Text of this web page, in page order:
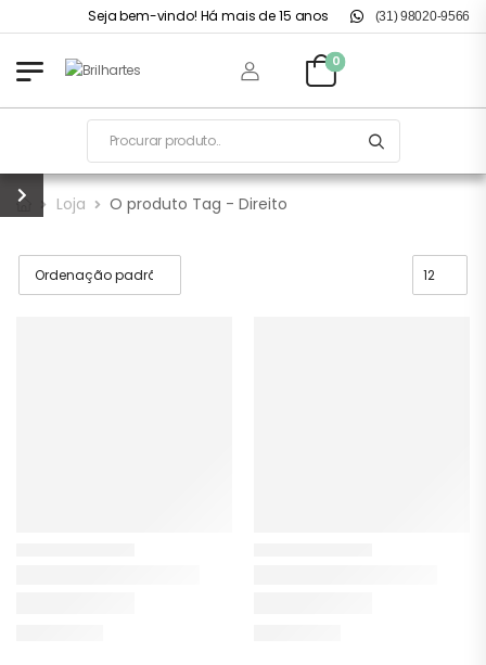
Seja bem-vindo! Há mais de 15 anos no mercado.(31) 98020-9566
0
Loja O produto Tag - Direito